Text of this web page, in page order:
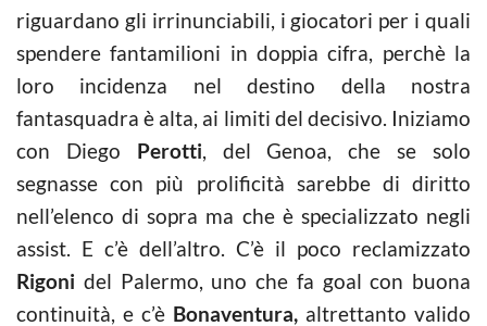
riguardano gli irrinunciabili, i giocatori per i quali
spendere fantamilioni in doppia cifra, perchè la
loro incidenza nel destino della nostra
fantasquadra è alta, ai limiti del decisivo. Iniziamo
con Diego Perotti , del Genoa, che se solo
segnasse con più prolificità sarebbe di diritto
nell’elenco di sopra ma che è specializzato negli
assist. E c’è dell’altro. C’è il poco reclamizzato
Rigoni del Palermo, uno che fa goal con buona
continuità, e c’è Bonaventura, altrettanto valido